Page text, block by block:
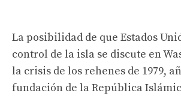
La posibilidad de que Estados
control de la isla se discute en
la crisis de los rehenes de 1979,
fundación de la República